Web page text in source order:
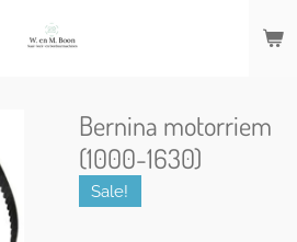
Bernina motorriem
(1000-1630)
Sale!